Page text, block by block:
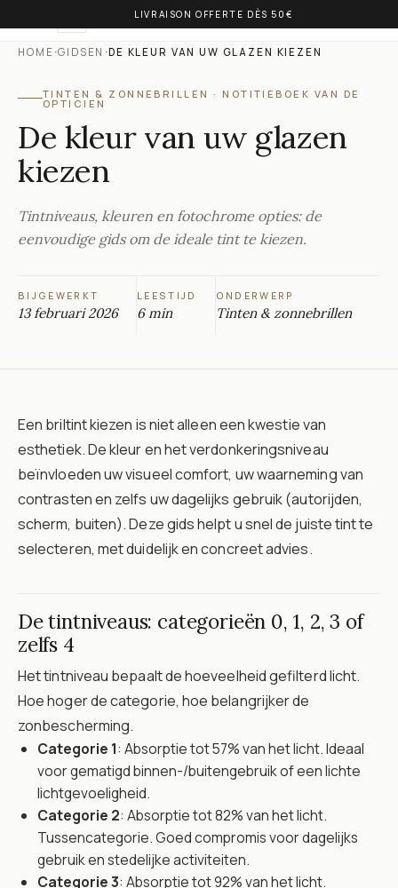
LIVRAISON OFFERTE DÈS 50€
OLIVIA BALM
HOME ·GIDSEN ·DE KLEUR VAN UW GLAZEN KIEZEN
TINTEN & ZONNEBRILLEN · NOTITIEBOEK VAN DE
OPTICIEN
De kleur van uw glazen
kiezen
Tintniveaus, kleuren en fotochrome opties: de
eenvoudige gids om de ideale tint te kiezen.
BIJGEWERKT
13 februari 2026
LEESTIJD
6 min
ONDERWERP
Tinten & zonnebrillen
Een briltint kiezen is niet alleen een kwestie van
esthetiek. De kleur en het verdonkeringsniveau
beïnvloeden uw visueel comfort, uw waarneming van
contrasten en zelfs uw dagelijks gebruik (autorijden,
scherm, buiten). Deze gids helpt u snel de juiste tint te
selecteren, met duidelijk en concreet advies.
De tintniveaus: categorieën 0, 1, 2, 3 of
zelfs 4
Het tintniveau bepaalt de hoeveelheid gefilterd licht.
Hoe hoger de categorie, hoe belangrijker de
zonbescherming.
Categorie 1: Absorptie tot 57% van het licht. Ideaal
voor gematigd binnen-/buitengebruik of een lichte
lichtgevoeligheid.
Categorie 2: Absorptie tot 82% van het licht.
Tussencategorie. Goed compromis voor dagelijks
gebruik en stedelijke activiteiten.
Categorie 3: Absorptie tot 92% van het licht.